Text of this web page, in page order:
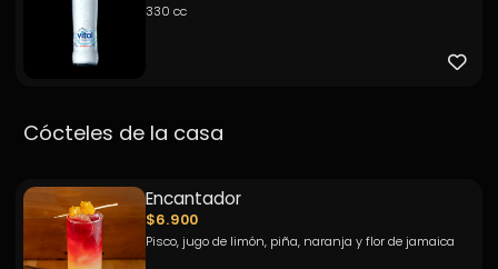
330 cc
Cócteles de la casa
Encantador
$6.900
Pisco, jugo de limón, piña, naranja y flor de jamaica